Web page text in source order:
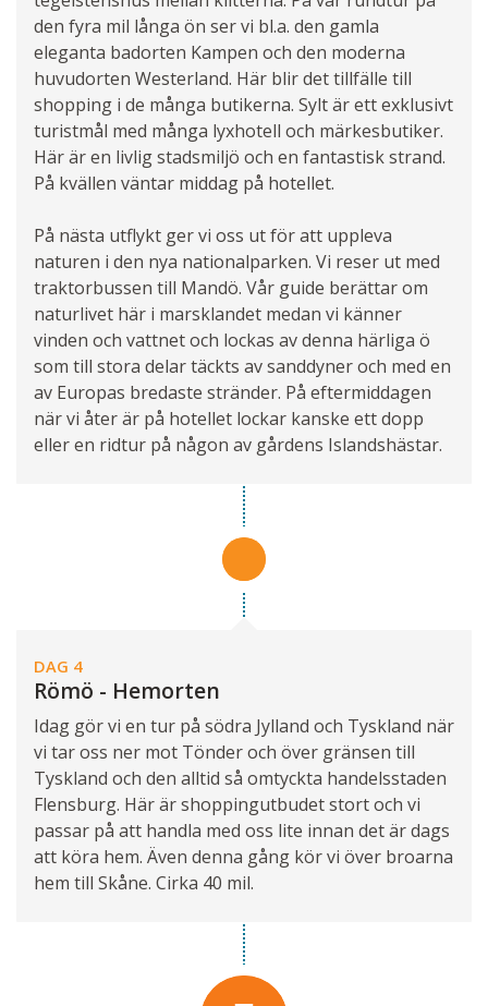
den fyra mil långa ön ser vi bl.a. den gamla
eleganta badorten Kampen och den moderna
huvudorten Westerland. Här blir det tillfälle till
shopping i de många butikerna. Sylt är ett exklusivt
turistmål med många lyxhotell och märkesbutiker.
Här är en livlig stadsmiljö och en fantastisk strand.
På kvällen väntar middag på hotellet.
På nästa utflykt ger vi oss ut för att uppleva
naturen i den nya nationalparken. Vi reser ut med
traktorbussen till Mandö. Vår guide berättar om
naturlivet här i marsklandet medan vi känner
vinden och vattnet och lockas av denna härliga ö
som till stora delar täckts av sanddyner och med en
av Europas bredaste stränder. På eftermiddagen
när vi åter är på hotellet lockar kanske ett dopp
eller en ridtur på någon av gårdens Islandshästar.
DAG 4
Römö - Hemorten
Idag gör vi en tur på södra Jylland och Tyskland när
vi tar oss ner mot Tönder och över gränsen till
Tyskland och den alltid så omtyckta handelsstaden
Flensburg. Här är shoppingutbudet stort och vi
passar på att handla med oss lite innan det är dags
att köra hem. Även denna gång kör vi över broarna
hem till Skåne. Cirka 40 mil.